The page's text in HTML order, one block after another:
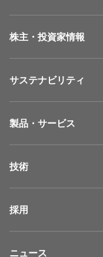
株主・投資家情報
サステナビリティ
製品・サービス
技術
採用
ニュース